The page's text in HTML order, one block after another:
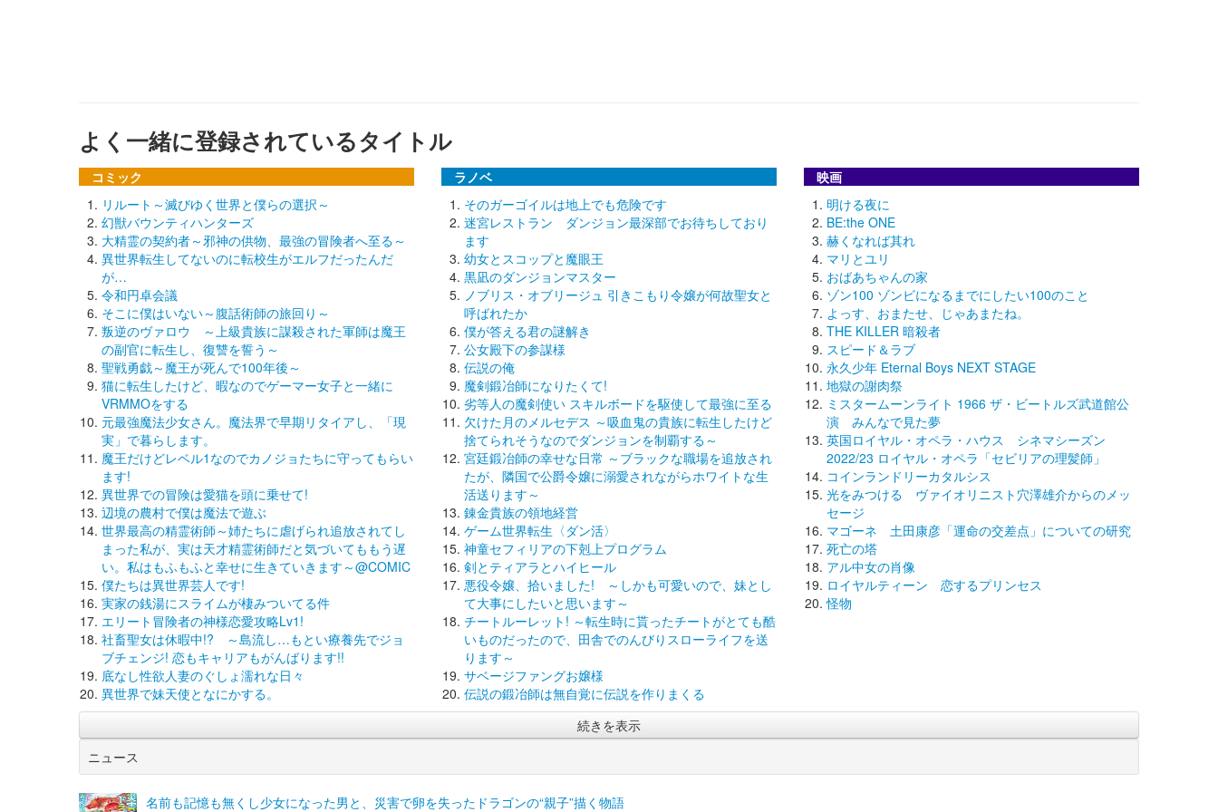
よく一緒に登録されているタイトル
コミック
リルート～滅びゆく世界と僕らの選択～
幻獣バウンティハンターズ
大精霊の契約者～邪神の供物、最強の冒険者へ至る～
異世界転生してないのに転校生がエルフだったんだ
が…
令和円卓会議
そこに僕はいない～腹話術師の旅回り～
叛逆のヴァロウ ～上級貴族に謀殺された軍師は魔王
の副官に転生し、復讐を誓う～
聖戦勇戯～魔王が死んで100年後～
猫に転生したけど、暇なのでゲーマー女子と一緒に
VRMMOをする
元最強魔法少女さん。魔法界で早期リタイアし、「現
実」で暮らします。
魔王だけどレベル1なのでカノジョたちに守ってもらい
ます!
異世界での冒険は愛猫を頭に乗せて!
辺境の農村で僕は魔法で遊ぶ
世界最高の精霊術師～姉たちに虐げられ追放されてし
まった私が、実は天才精霊術師だと気づいてももう遅
い。私はもふもふと幸せに生きていきます～@COMIC
僕たちは異世界芸人です!
実家の銭湯にスライムが棲みついてる件
エリート冒険者の神様恋愛攻略Lv1!
社畜聖女は休暇中!? ～島流し…もとい療養先でジョ
ブチェンジ! 恋もキャリアもがんばります!!
底なし性欲人妻のぐしょ濡れな日々
異世界で妹天使となにかする。
ラノベ
そのガーゴイルは地上でも危険です
迷宮レストラン ダンジョン最深部でお待ちしており
ます
幼女とスコップと魔眼王
黒凪のダンジョンマスター
ノブリス・オブリージュ 引きこもり令嬢が何故聖女と
呼ばれたか
僕が答える君の謎解き
公女殿下の参謀様
伝説の俺
魔剣鍛冶師になりたくて!
劣等人の魔剣使い スキルボードを駆使して最強に至る
欠けた月のメルセデス ～吸血鬼の貴族に転生したけど
捨てられそうなのでダンジョンを制覇する～
宮廷鍛冶師の幸せな日常 ～ブラックな職場を追放され
たが、隣国で公爵令嬢に溺愛されながらホワイトな生
活送ります～
錬金貴族の領地経営
ゲーム世界転生〈ダン活〉
神童セフィリアの下剋上プログラム
剣とティアラとハイヒール
悪役令嬢、拾いました! ～しかも可愛いので、妹とし
て大事にしたいと思います～
チートルーレット! ～転生時に貰ったチートがとても酷
いものだったので、田舎でのんびりスローライフを送
ります～
サベージファングお嬢様
伝説の鍛冶師は無自覚に伝説を作りまくる
映画
明ける夜に
BE:the ONE
赫くなれば其れ
マリとユリ
おばあちゃんの家
ゾン100 ゾンビになるまでにしたい100のこと
よっす、おまたせ、じゃあまたね。
THE KILLER 暗殺者
スピード＆ラブ
永久少年 Eternal Boys NEXT STAGE
地獄の謝肉祭
ミスタームーンライト 1966 ザ・ビートルズ武道館公
演 みんなで見た夢
英国ロイヤル・オペラ・ハウス シネマシーズン
2022/23 ロイヤル・オペラ「セビリアの理髪師」
コインランドリーカタルシス
光をみつける ヴァイオリニスト穴澤雄介からのメッ
セージ
マゴーネ 土田康彦「運命の交差点」についての研究
死亡の塔
アル中女の肖像
ロイヤルティーン 恋するプリンセス
怪物
続きを表示
ニュース
名前も記憶も無くし少女になった男と、災害で卵を失ったドラゴンの“親子”描く物語